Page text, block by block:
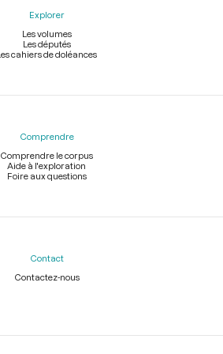
Explorer
Les volumes
Les députés
cahiers de doléances
Comprendre
Comprendre le corpus
Aide à l'exploration
Foire aux questions
Contact
Contactez-nous